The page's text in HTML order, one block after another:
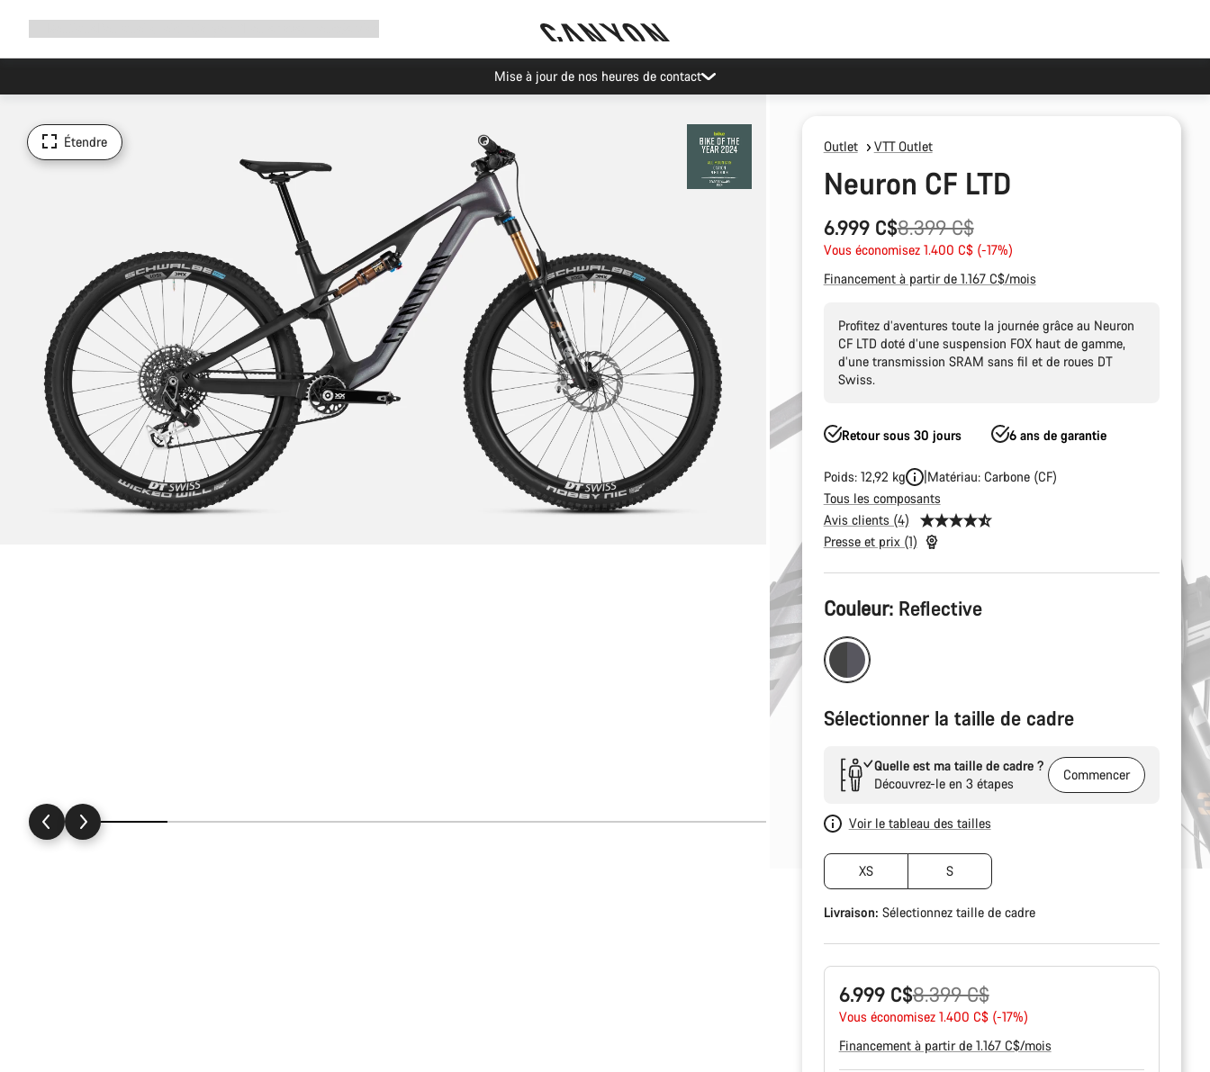
navigation
Mise à jour de nos heures de contact
Étendre Outlet VTT Outlet
Neuron CF LTD
6.999 C$
Prix
d’origine
8.399 C$
Vous économisez 1.400 C$ (-17%)
Financement à partir de 1.167 C$/mois
Profitez d’aventures toute la journée grâce au Neuron
CF LTD doté d’une suspension FOX haut de gamme,
d’une transmission SRAM sans fil et de roues DT
Swiss.
Retour sous 30 jours 6 ans de garantie
Poids: 12,92 kg
Matériau: Carbone (CF)
Tous les composants
Avis clients (4)
Presse et prix (1)
Tuotekonfiguraatio
Couleur: Reflective
Sélectionner la taille de cadre
Quelle est ma taille de cadre ?
Découvrez-le en 3 étapes
Commencer
Voir le tableau des tailles
XS S
Livraison: Sélectionnez taille de cadre
6.999 C$
Prix
d’origine
8.399 C$
Vous économisez 1.400 C$ (-17%)
Financement à partir de 1.167 C$/mois